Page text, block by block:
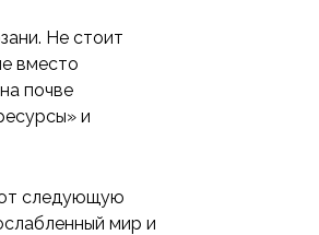
Не стоит
вместо
почве
и
следующую
мир и